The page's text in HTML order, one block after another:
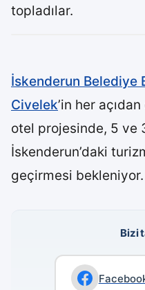
topladılar.
İskenderun Belediye
Civelek’in her
otel projesinde, 5 ve
İskenderun’daki
geçirmesi bekleniyor.
Bizi